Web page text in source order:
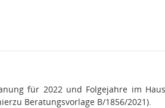
für 2022und Folgejahre im
Beratungsvorlage B/1856/2021).